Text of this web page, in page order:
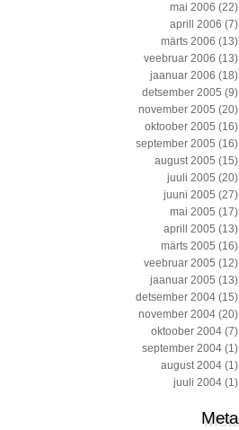
mai 2006 (22)
aprill 2006 (7)
märts 2006 (13)
veebruar 2006 (13)
jaanuar 2006 (18)
detsember 2005 (9)
november 2005 (20)
oktoober 2005 (16)
september 2005 (16)
august 2005 (15)
juuli 2005 (20)
juuni 2005 (27)
mai 2005 (17)
aprill 2005 (13)
märts 2005 (16)
veebruar 2005 (12)
jaanuar 2005 (13)
detsember 2004 (15)
november 2004 (20)
oktoober 2004 (7)
september 2004 (1)
august 2004 (1)
juuli 2004 (1)
Meta